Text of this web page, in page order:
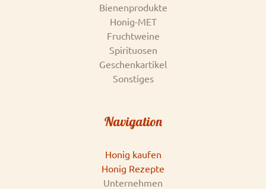
Bienenprodukte
Honig-MET
Fruchtweine
Spirituosen
Geschenkartikel
Sonstiges
Navigation
Honig kaufen
Honig Rezepte
Unternehmen